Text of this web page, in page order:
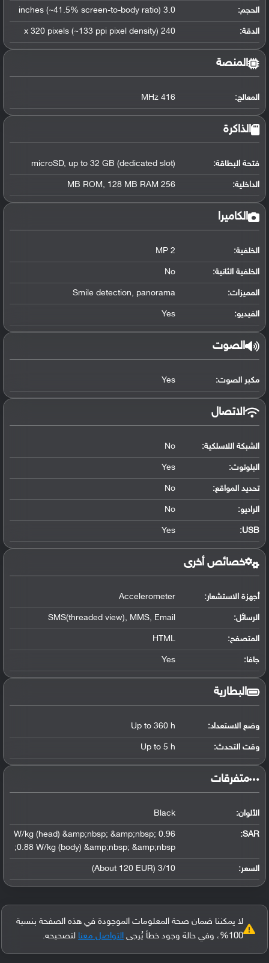
الحجم: 3.0 inches (~41.5% screen-to-body ratio)
الدقة: 240 x 320 pixels (~133 ppi pixel density)
المنصة
المعالج:
416 MHz
الذاكرة
فتحة البطاقة: microSD, up to 32 GB (dedicated slot)
الداخلية: 256 MB ROM, 128 MB RAM
الكاميرا
الخلفية: 2 MP
الخلفية الثانية: No
المميزات: Smile detection, panorama
الفيديو: Yes
الصوت
مكبر الصوت: Yes
الاتصال
الشبكة اللاسلكية: No
البلوتوث:
Yes
تحديد المواقع:
No
الراديو: No
USB
:
Yes
خصائص أخرى
أجهزة الاستشعار: Accelerometer
الرسائل: SMS(threaded view), MMS, Email
المتصفح: HTML
جافا: Yes
البطارية
وضع الاستعداد: Up to 360 h
وقت التحدث: Up to 5 h
‏متفرقات‏
الألوان: Black
SAR
:
0.96 W/kg (head) &amp;nbsp; &amp;nbsp;
0.88 W/kg (body) &amp;nbsp; &amp;nbsp;
السعر: 3/10 (About 120 EUR)
لا يمكننا ضمان صحة المعلومات الموجودة في هذه الصفحة بنسبة
100%، وفي حالة وجود خطأ يُرجى
التواصل معنا لتصحيحه.